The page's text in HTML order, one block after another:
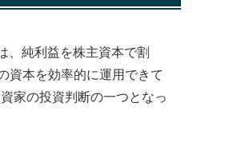
、純利益を株主資本で割
資本を効率的に運用できて
家の投資判断の一つとなっ